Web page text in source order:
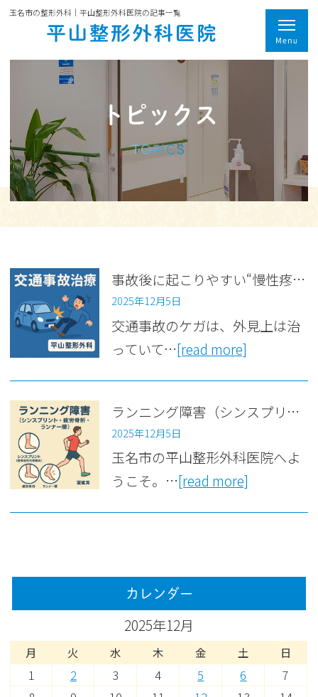
玉名市の整形外科｜平山整形外科医院の記事一覧
トピックス
TOPICS
事故後に起こりやすい“慢性疼痛”とは？原因と対処法【交通事故シリーズ第19回】
2025年12月5日
交通事故のケガは、外見上は治
っていて…[read more]
ランニング障害（シンスプリント・疲労骨折・ランナー膝）の原因と治療法について
2025年12月5日
玉名市の平山整形外科医院へよ
うこそ。…[read more]
カレンダー
2025年12月
月 火 水 木 金 土 日
1 2 3 4 5 6
7